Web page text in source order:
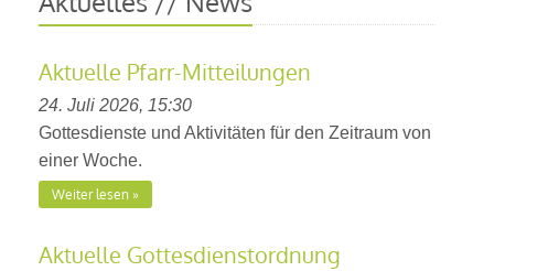
Aktuelle Pfarr-Mitteilungen
24. Juli 2026, 15:30
Gottesdienste und Aktivitäten für den Zeitraum von
einer Woche.
Weiter lesen
Aktuelle Gottesdienstordnung